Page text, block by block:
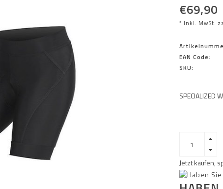
€69,90
* Inkl. MwSt.
EAN Code:
SKU:
SPECIALIZED
Jetzt kaufen,